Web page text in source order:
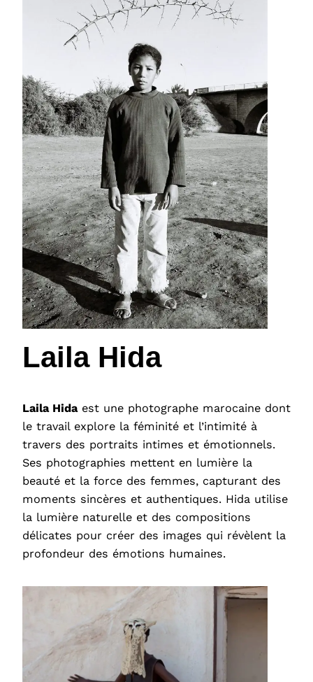
Laila Hida
Laila Hidaest une photographe marocaine dont
le travail explore la féminité et l’intimité à
travers des portraits intimes et émotionnels.
Ses photographies mettent en lumière la
beauté et la force des femmes, capturant des
moments sincères et authentiques. Hida utilise
la lumière naturelle et des compositions
délicates pour créer des images qui révèlent la
profondeur des émotions humaines.